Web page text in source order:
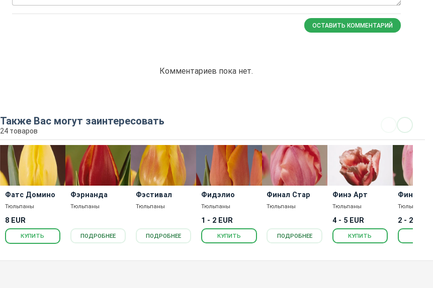
ОСТАВИТЬ КОММЕНТАРИЙ
Комментариев пока нет.
Также Вас могут заинтересовать
24 товаров
Фатс Домино
Тюльпаны
8 EUR
КУПИТЬ
Фэрнанда
Тюльпаны
ПОДРОБНЕЕ
Фэстивал
Тюльпаны
ПОДРОБНЕЕ
Фидэлио
Тюльпаны
1 - 2 EUR
КУПИТЬ
Финал Стар
Тюльпаны
ПОДРОБНЕЕ
Финэ Арт
Тюльпаны
4 - 5 EUR
КУПИТЬ
Финола
Тюльпаны
2 - 200